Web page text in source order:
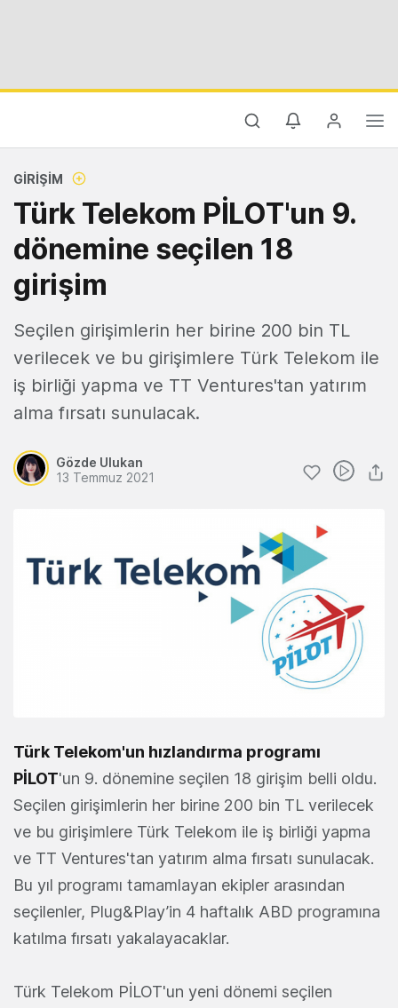
GIRIŞIM
Türk Telekom PİLOT'un 9.
dönemine seçilen 18
girişim
Seçilen girişimlerin her birine 200 bin TL
verilecek ve bu girişimlere Türk Telekom ile
iş birliği yapma ve TT Ventures'tan yatırım
alma fırsatı sunulacak.
Gözde Ulukan
13 Temmuz 2021
Türk Telekom'un hızlandırma programı
PİLOT'un 9. dönemine seçilen 18 girişim belli oldu.
Seçilen girişimlerin her birine 200 bin TL verilecek
ve bu girişimlere Türk Telekom ile iş birliği yapma
ve TT Ventures'tan yatırım alma fırsatı sunulacak.
Bu yıl programı tamamlayan ekipler arasından
seçilenler, Plug&Play’in 4 haftalık ABD programına
katılma fırsatı yakalayacaklar.
Türk Telekom PİLOT'un yeni dönemi seçilen